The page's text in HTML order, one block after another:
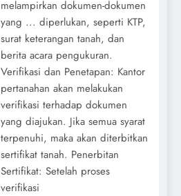
melampirkan dokumen-dokumen
yang ... diperlukan, seperti KTP,
surat keterangan tanah, dan
berita acara pengukuran.
Verifikasi dan Penetapan: Kantor
pertanahan akan melakukan
verifikasi terhadap dokumen
yang diajukan. Jika semua syarat
terpenuhi, maka akan diterbitkan
sertifikat tanah. Penerbitan
Sertifikat: Setelah proses
verifikasi